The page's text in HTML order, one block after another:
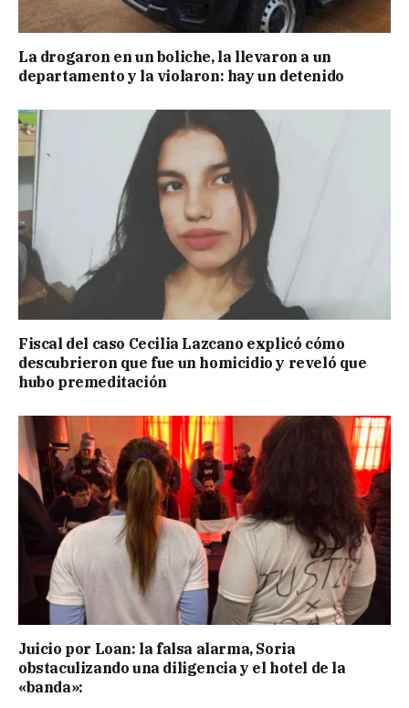
La drogaron en un boliche, la llevaron a un
departamento y la violaron: hay un detenido
Fiscal del caso Cecilia Lazcano explicó cómo
descubrieron que fue un homicidio y reveló que
hubo premeditación
Juicio por Loan: la falsa alarma, Soria
obstaculizando una diligencia y el hotel de la
«banda»: